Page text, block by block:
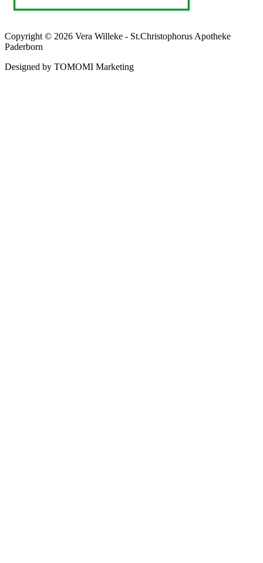
Copyright © 2026 Vera Willeke - St.Christophorus Apotheke
Paderborn
Designed by TOMOMI Marketing